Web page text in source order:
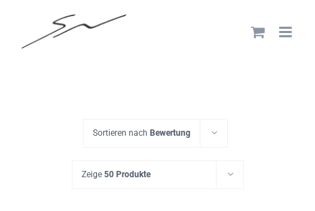
content
Sortieren nach Bewertung
Zeige 50 Produkte